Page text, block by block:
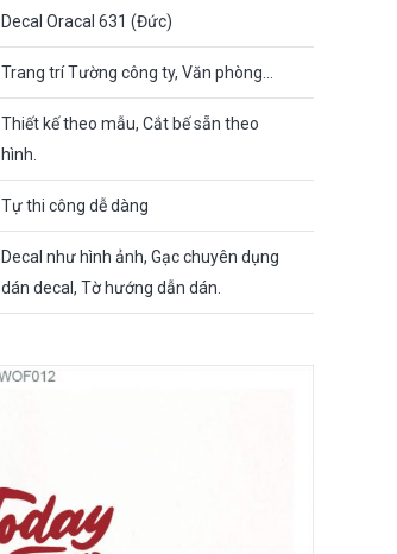
Decal Oracal 631 (Đức)
Trang trí Tường công ty, Văn phòng…
Thiết kế theo mẫu, Cắt bế sẵn theo
hình.
Tự thi công dễ dàng
Decal như hình ảnh, Gạc chuyên dụng
dán decal, Tờ hướng dẫn dán.